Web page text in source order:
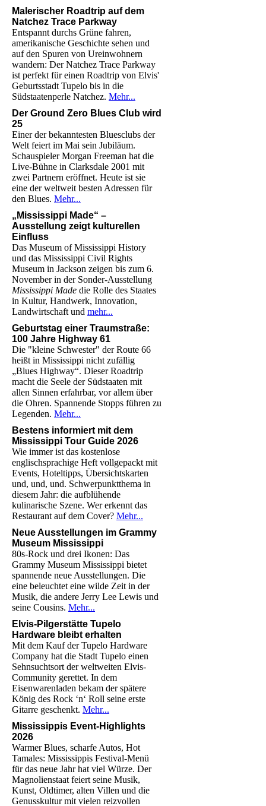
Malerischer Roadtrip auf dem
Natchez Trace Parkway
Entspannt durchs Grüne fahren,
amerikanische Geschichte sehen und
auf den Spuren von Ureinwohnern
wandern: Der Natchez Trace Parkway
ist perfekt für einen Roadtrip von Elvis'
Geburtsstadt Tupelo bis in die
Südstaatenperle Natchez. Mehr...
Der Ground Zero Blues Club wird
25
Einer der bekanntesten Bluesclubs der
Welt feiert im Mai sein Jubiläum.
Schauspieler Morgan Freeman hat die
Live-Bühne in Clarksdale 2001 mit
zwei Partnern eröffnet. Heute ist sie
eine der weltweit besten Adressen für
den Blues. Mehr...
„Mississippi Made“ –
Ausstellung zeigt kulturellen
Einfluss
Das Museum of Mississippi History
und das Mississippi Civil Rights
Museum in Jackson zeigen bis zum 6.
November in der Sonder-Ausstellung
Mississippi Made die Rolle des Staates
in Kultur, Handwerk, Innovation,
Landwirtschaft und mehr...
Geburtstag einer Traumstraße:
100 Jahre Highway 61
Die "kleine Schwester" der Route 66
heißt in Mississippi nicht zufällig
„Blues Highway“. Dieser Roadtrip
macht die Seele der Südstaaten mit
allen Sinnen erfahrbar, vor allem über
die Ohren. Spannende Stopps führen zu
Legenden. Mehr...
Bestens informiert mit dem
Mississippi Tour Guide 2026
Wie immer ist das kostenlose
englischsprachige Heft vollgepackt mit
Events, Hoteltipps, Übersichtskarten
und, und, und. Schwerpunktthema in
diesem Jahr: die aufblühende
kulinarische Szene. Wer erkennt das
Restaurant auf dem Cover? Mehr...
Neue Ausstellungen im Grammy
Museum Mississippi
80s-Rock und drei Ikonen: Das
Grammy Museum Mississippi bietet
spannende neue Ausstellungen. Die
eine beleuchtet eine wilde Zeit in der
Musik, die andere Jerry Lee Lewis und
seine Cousins. Mehr...
Elvis-Pilgerstätte Tupelo
Hardware bleibt erhalten
Mit dem Kauf der Tupelo Hardware
Company hat die Stadt Tupelo einen
Sehnsuchtsort der weltweiten Elvis-
Community gerettet. In dem
Eisenwarenladen bekam der spätere
König des Rock ‘n‘ Roll seine erste
Gitarre geschenkt. Mehr...
Mississippis Event-Highlights
2026
Warmer Blues, scharfe Autos, Hot
Tamales: Mississippis Festival-Menü
für das neue Jahr hat viel Würze. Der
Magnolienstaat feiert seine Musik,
Kunst, Oldtimer, alten Villen und die
Genusskultur mit vielen reizvollen